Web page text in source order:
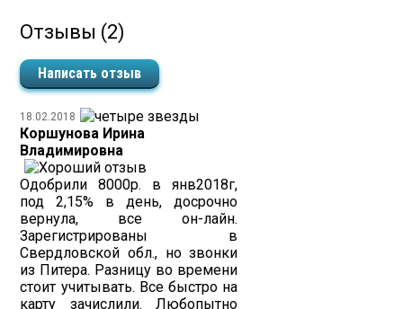
Отзывы (2)
Написать отзыв
18.02.2018
Коршунова Ирина
Владимировна
Одобрили 8000р. в янв2018г,
под 2,15% в день, досрочно
вернула, все он-лайн.
Зарегистрированы в
Свердловской обл., но звонки
из Питера. Разницу во времени
стоит учитывать. Все быстро на
карту зачислили. Любопытно